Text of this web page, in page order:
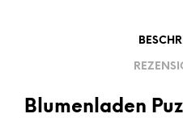
Blumenladen